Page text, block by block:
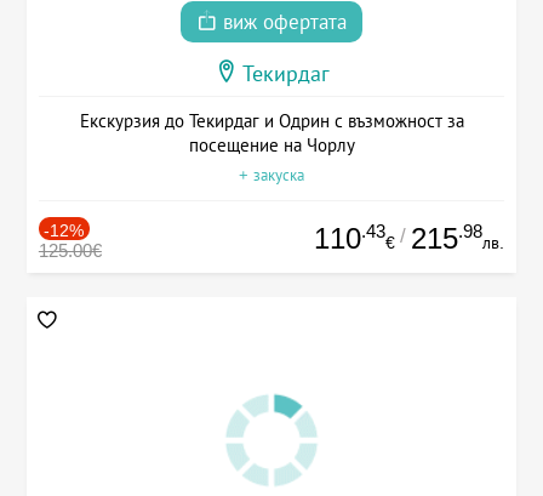
виж офертата
Текирдаг
Екскурзия до Текирдаг и Одрин с възможност за
посещение на Чорлу
+ закуска
-12%
125.00€ 110.43
€ / 215.98
лв.